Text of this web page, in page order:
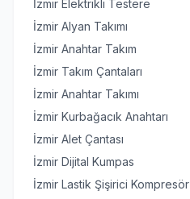
İzmir Elektrikli Testere
İzmir Alyan Takımı
İzmir Anahtar Takım
İzmir Takım Çantaları
İzmir Anahtar Takımı
İzmir Kurbağacık Anahtarı
İzmir Alet Çantası
İzmir Dijital Kumpas
İzmir Lastik Şişirici Kompresör